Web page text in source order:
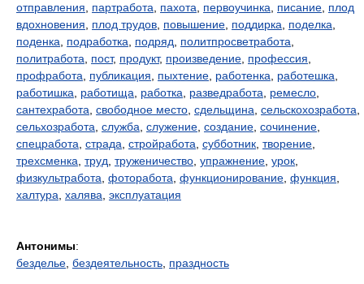
отправления, партработа, пахота, первоучинка, писание, плод
вдохновения, плод трудов, повышение, поддирка, поделка,
поденка, подработка, подряд, политпросветработа,
политработа, пост, продукт, произведение, профессия,
профработа, публикация, пыхтение, работенка, работешка,
работишка, работища, работка, разведработа, ремесло,
сантехработа, свободное место, сдельщина, сельскохозработа,
сельхозработа, служба, служение, создание, сочинение,
спецработа, страда, стройработа, субботник, творение,
трехсменка, труд, труженичество, упражнение, урок,
физкультработа, фоторабота, функционирование, функция,
халтура, халява, эксплуатация
Антонимы:
безделье, бездеятельность, праздность